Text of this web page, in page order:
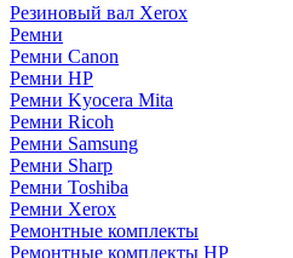
Резиновый вал Xerox
Ремни
Ремни Canon
Ремни HP
Ремни Kyocera Mita
Ремни Ricoh
Ремни Samsung
Ремни Sharp
Ремни Toshiba
Ремни Xerox
Ремонтные комплекты
Ремонтные комплекты HP